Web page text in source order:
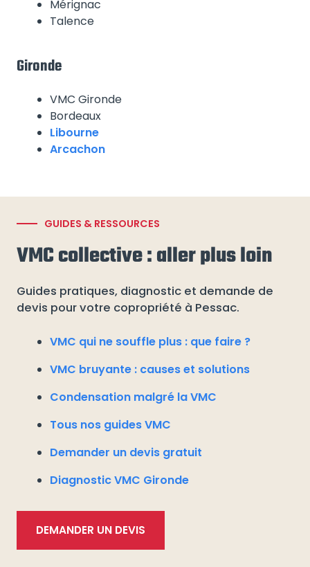
Mérignac
Talence
Gironde
VMC Gironde
Bordeaux
Libourne
Arcachon
GUIDES & RESSOURCES
VMC collective : aller plus loin
Guides pratiques, diagnostic et demande de
devis pour votre copropriété à Pessac.
VMC qui ne souffle plus : que faire ?
VMC bruyante : causes et solutions
Condensation malgré la VMC
Tous nos guides VMC
Demander un devis gratuit
Diagnostic VMC Gironde
DEMANDER UN DEVIS